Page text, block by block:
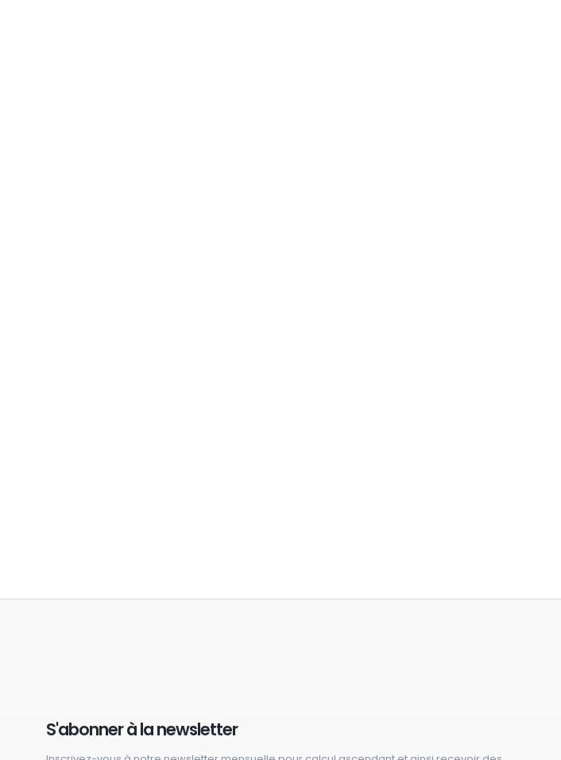
S'abonner à la newsletter